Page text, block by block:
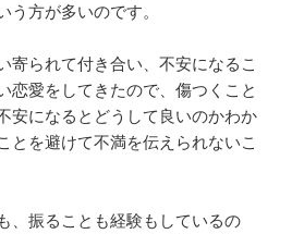
う方が多いのです。
寄られて付き合い、不安になるこ
恋愛をしてきたので、傷つくこと
安になるとどうして良いのかわか
とを避けて不満を伝えられないこ
、振ることも経験もしているの